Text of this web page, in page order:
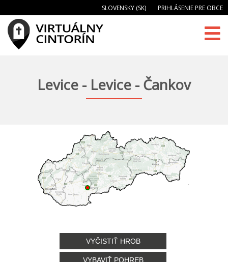
SLOVENSKY (SK) PRIHLÁSENIE PRE OBCE
Levice - Levice - Čankov
VYČISTIŤ HROB
VYBAVIŤ POHREB